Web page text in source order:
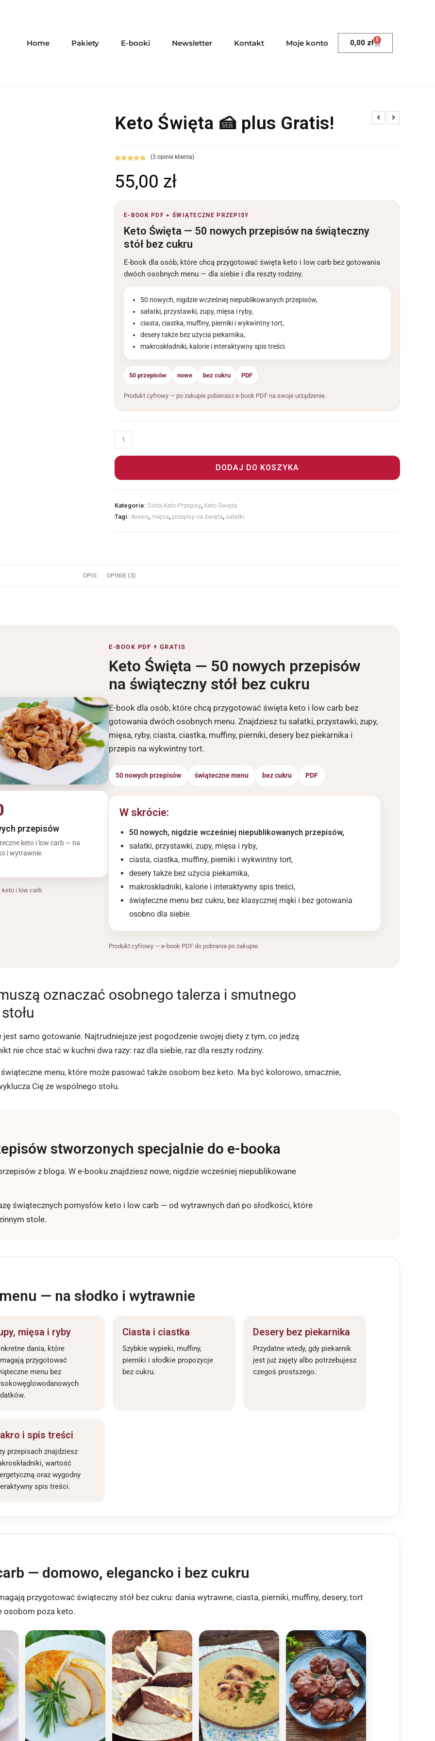
Home Pakiety E-booki Newsletter Kontakt Moje konto 0,00 zł 0
Keto Święta 🍰 plus Gratis!
5.00 na 5 na
podstawie
klientów
(3 opinie klienta)
55,00 zł
E-BOOK PDF + ŚWIĄTECZNE PRZEPISY
Keto Święta — 50 nowych przepisów na świąteczny
stół bez cukru
E-book dla osób, które chcą przygotować święta keto i low carb bez gotowania
dwóch osobnych menu — dla siebie i dla reszty rodziny.
50 nowych, nigdzie wcześniej niepublikowanych przepisów,
sałatki, przystawki, zupy, mięsa i ryby,
ciasta, ciastka, muffiny, pierniki i wykwintny tort,
desery także bez użycia piekarnika,
makroskładniki, kalorie i interaktywny spis treści.
50 przepisów nowe bez cukru PDF
Produkt cyfrowy — po zakupie pobierasz e-book PDF na swoje urządzenie.
DODAJ DO KOSZYKA
Kategorie: Dieta Keto Przepisy, Keto Święta
Tagi: desery, mięsa, przepisy na święta, sałatki
OPIS OPINIE (3)
przepisów
keto i low carb — na
i wytrawnie.
keto i low carb
E-BOOK PDF + GRATIS
Keto Święta — 50 nowych przepisów
na świąteczny stół bez cukru
E-book dla osób, które chcą przygotować święta keto i low carb bez
gotowania dwóch osobnych menu. Znajdziesz tu sałatki, przystawki, zupy,
mięsa, ryby, ciasta, ciastka, muffiny, pierniki, desery bez piekarnika i
przepis na wykwintny tort.
50 nowych przepisów świąteczne menu bez cukru PDF
W skrócie:
50 nowych, nigdzie wcześniej niepublikowanych przepisów,
sałatki, przystawki, zupy, mięsa i ryby,
ciasta, ciastka, muffiny, pierniki i wykwintny tort,
desery także bez użycia piekarnika,
makroskładniki, kalorie i interaktywny spis treści,
świąteczne menu bez cukru, bez klasycznej mąki i bez gotowania
osobno dla siebie.
Produkt cyfrowy — e-book PDF do pobrania po zakupie.
oznaczać osobnego talerza i smutnego
samo gotowanie. Najtrudniejsze jest pogodzenie swojej diety z tym, co jedzą
nie chce stać w kuchni dwa razy: raz dla siebie, raz dla reszty rodziny.
menu, które może pasować także osobom bez keto. Ma być kolorowo, smacznie,
Cię ze wspólnego stołu.
stworzonych specjalnie do e-booka
z bloga. W e-booku znajdziesz nowe, nigdzie wcześniej niepublikowane
świątecznych pomysłów keto i low carb — od wytrawnych dań po słodkości, które
stole.
— na słodko i wytrawnie
mięsa i ryby
dania, które
przygotować
menu bez
Ciasta i ciastka
Szybkie wypieki, muffiny,
pierniki i słodkie propozycje
bez cukru.
Desery bez piekarnika
Przydatne wtedy, gdy piekarnik
jest już zajęty albo potrzebujesz
czegoś prostszego.
i spis treści
przepisach znajdziesz
wartość
oraz wygodny
spis treści.
— domowo, elegancko i bez cukru
przygotować świąteczny stół bez cukru: dania wytrawne, ciasta, pierniki, muffiny, desery, tort
osobom poza keto.